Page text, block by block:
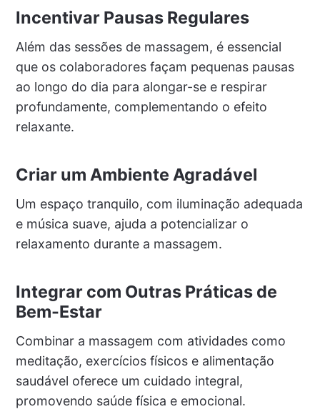
Incentivar Pausas Regulares
Além das sessões de massagem, é essencial
que os colaboradores façam pequenas pausas
ao longo do dia para alongar-se e respirar
profundamente, complementando o efeito
relaxante.
Criar um Ambiente Agradável
Um espaço tranquilo, com iluminação adequada
e música suave, ajuda a potencializar o
relaxamento durante a massagem.
Integrar com Outras Práticas de
Bem-Estar
Combinar a massagem com atividades como
meditação, exercícios físicos e alimentação
saudável oferece um cuidado integral,
promovendo saúde física e emocional.